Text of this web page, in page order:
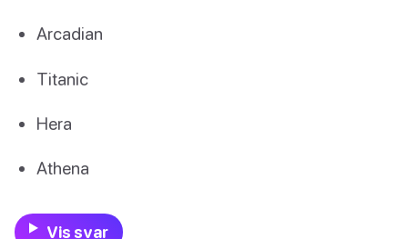
Arcadian
Titanic
Hera
Athena
Vis svar